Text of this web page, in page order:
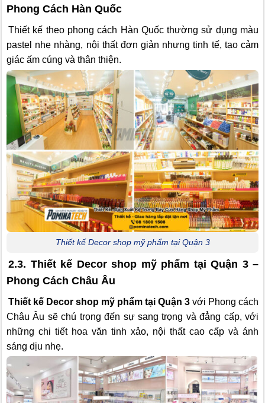
Phong Cách Hàn Quốc
Thiết kế theo phong cách Hàn Quốc thường sử dụng màu
pastel nhẹ nhàng, nội thất đơn giản nhưng tinh tế, tạo cảm
giác ấm cúng và thân thiện.
Thiết kế Decor shop mỹ phẩm tại Quận 3
2.3. Thiết kế Decor shop mỹ phẩm tại Quận 3 –
Phong Cách Châu Âu
Thiết kế Decor shop mỹ phẩm tại Quận 3 với Phong cách
Châu Âu sẽ chú trọng đến sự sang trọng và đẳng cấp, với
những chi tiết hoa văn tinh xảo, nội thất cao cấp và ánh
sáng dịu nhẹ.